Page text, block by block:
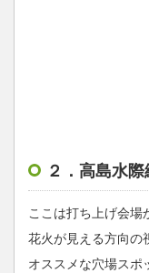
２．高島水際
ここは打ち上げ会場
花火が見える方向の
オススメな穴場スポ